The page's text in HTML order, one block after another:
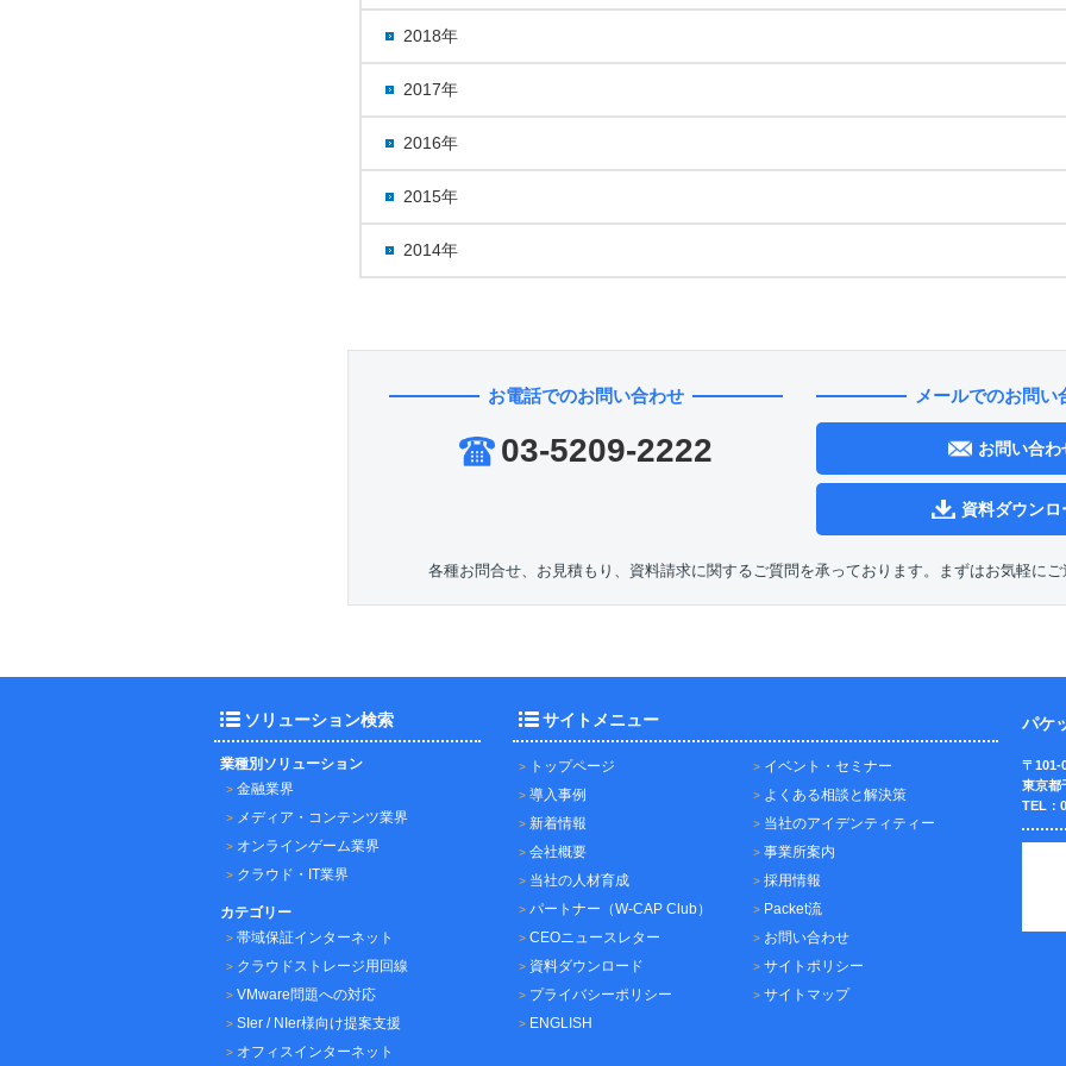
2018年
2017年
2016年
2015年
2014年
お電話でのお問い合わせ
03-5209-2222
メールでのお問い
お問い合わ
資料ダウンロ
各種お問合せ、お見積もり、資料請求に関するご質問を承っております。まずはお気軽にご
ソリューション検索
業種別ソリューション
金融業界
メディア・コンテンツ業界
オンラインゲーム業界
クラウド・IT業界
カテゴリー
帯域保証インターネット
クラウドストレージ用回線
VMware問題への対応
SIer / NIer様向け提案支援
オフィスインターネット
サイトメニュー
トップページ
イベント・セミナー
導入事例
よくある相談と解決策
新着情報
当社のアイデンティティー
会社概要
事業所案内
当社の人材育成
採用情報
パートナー（W-CAP Club）
Packet流
CEOニュースレター
お問い合わせ
資料ダウンロード
サイトポリシー
プライバシーポリシー
サイトマップ
ENGLISH
パケ
〒101-
東京都
TEL：